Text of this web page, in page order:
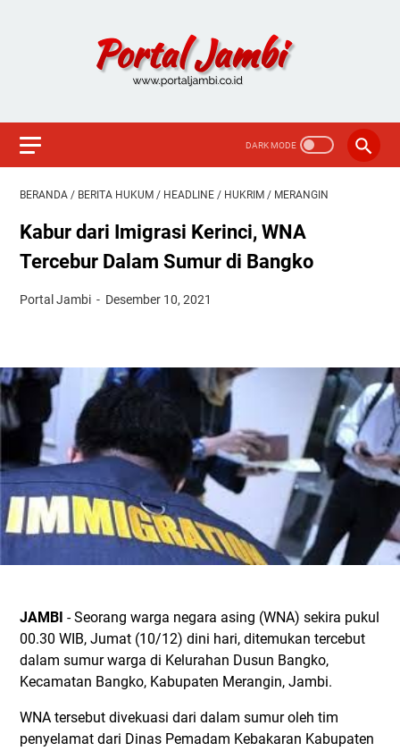
BERANDA / BERITA HUKUM / HEADLINE / HUKRIM / MERANGIN
Kabur dari Imigrasi Kerinci, WNA
Tercebur Dalam Sumur di Bangko
Portal Jambi Desember 10, 2021
JAMBI - Seorang warga negara asing (WNA) sekira pukul
00.30 WIB, Jumat (10/12) dini hari, ditemukan tercebut
dalam sumur warga di Kelurahan Dusun Bangko,
Kecamatan Bangko, Kabupaten Merangin, Jambi.
WNA tersebut divekuasi dari dalam sumur oleh tim
penyelamat dari Dinas Pemadam Kebakaran Kabupaten